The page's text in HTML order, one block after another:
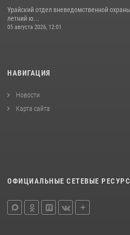
Урайский отдел вневедомственной
летний ю...
05 августа 2026, 12:01
НАВИГАЦИЯ
Новости
Карта сайта
ОФИЦИАЛЬНЫЕ СЕТЕВЫЕ